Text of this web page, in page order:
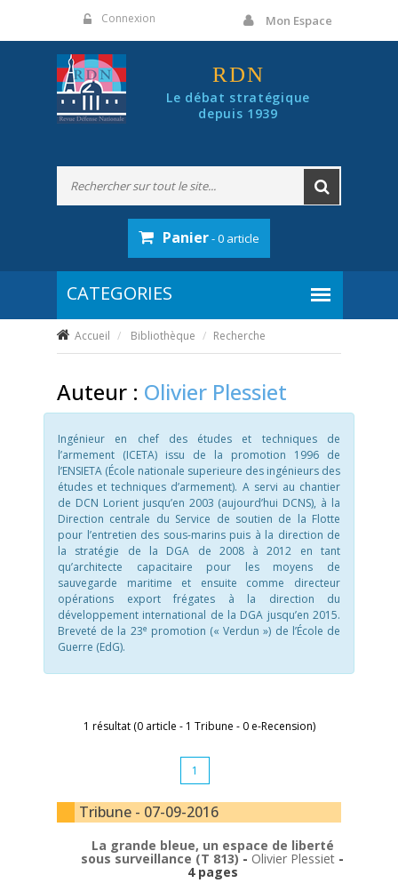
Connexion Mon Espace
RDN
Le débat stratégique
depuis 1939
Panier- 0 article
Accueil Bibliothèque Recherche
Auteur : Olivier Plessiet
Ingénieur en chef des études et techniques de
l’armement (ICETA) issu de la promotion 1996 de
l’ENSIETA (École nationale superieure des ingénieurs des
études et techniques d’armement). A servi au chantier
de DCN Lorient jusqu’en 2003 (aujourd’hui DCNS), à la
Direction centrale du Service de soutien de la Flotte
pour l’entretien des sous-marins puis à la direction de
la stratégie de la DGA de 2008 à 2012 en tant
qu’architecte capacitaire pour les moyens de
sauvegarde maritime et ensuite comme directeur
opérations export frégates à la direction du
développement international de la DGA jusqu’en 2015.
Breveté de la 23e promotion (« Verdun ») de l’École de
Guerre (EdG).
1 résultat (0 article - 1 Tribune - 0 e-Recension)
1
Tribune - 07-09-2016
La grande bleue, un espace de liberté
sous surveillance (T 813) - Olivier Plessiet -
4 pages